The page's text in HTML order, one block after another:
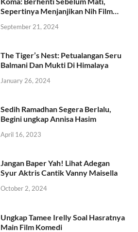
Sepertinya Menjanjikan Nih Film…
September 21, 2024
The Tiger’s Nest: Petualangan Seru
Balmani Dan Mukti Di Himalaya
January 26, 2024
Sedih Ramadhan Segera Berlalu,
Begini ungkap Annisa Hasim
April 16, 2023
Jangan Baper Yah! Lihat Adegan
Syur Aktris Cantik Vanny Maisella
October 2, 2024
Ungkap Tamee Irelly Soal Hasratnya
Main Film Komedi